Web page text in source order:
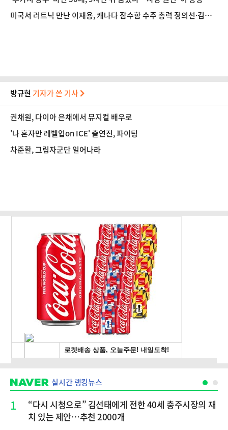
길래? [데일리 헬스]
미국서 러트닉 만난 이재용, 캐나다 잠수함 수주 총력 정의선·김동
방규현 기자가 쓴 기사
권채원, 다이아 은채에서 뮤지컬 배우로
'나 혼자만 레벨업on ICE' 출연진, 파이팅
차준환, 그림자군단 일어나라
실시간 랭킹뉴스
1
“다시 시청으로” 김선태에게 전한 40세 충주시장의 재
치 있는 제안…추천 2000개